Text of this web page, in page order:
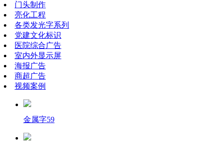
门头制作
亮化工程
各类发光字系列
党建文化标识
医院综合广告
室内外显示屏
海报广告
商超广告
视频案例
金属字59